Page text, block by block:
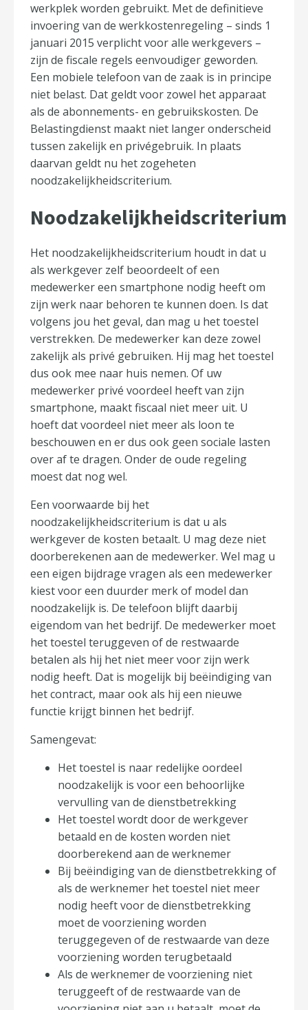
werkplek worden gebruikt. Met de definitieve
invoering van de werkkostenregeling – sinds 1
januari 2015 verplicht voor alle werkgevers –
zijn de fiscale regels eenvoudiger geworden.
Een mobiele telefoon van de zaak is in principe
niet belast. Dat geldt voor zowel het apparaat
als de abonnements- en gebruikskosten. De
Belastingdienst maakt niet langer onderscheid
tussen zakelijk en privégebruik. In plaats
daarvan geldt nu het zogeheten
noodzakelijkheidscriterium.
Noodzakelijkheidscriterium
Het noodzakelijkheidscriterium houdt in dat u
als werkgever zelf beoordeelt of een
medewerker een smartphone nodig heeft om
zijn werk naar behoren te kunnen doen. Is dat
volgens jou het geval, dan mag u het toestel
verstrekken. De medewerker kan deze zowel
zakelijk als privé gebruiken. Hij mag het toestel
dus ook mee naar huis nemen. Of uw
medewerker privé voordeel heeft van zijn
smartphone, maakt fiscaal niet meer uit. U
hoeft dat voordeel niet meer als loon te
beschouwen en er dus ook geen sociale lasten
over af te dragen. Onder de oude regeling
moest dat nog wel.
Een voorwaarde bij het
noodzakelijkheidscriterium is dat u als
werkgever de kosten betaalt. U mag deze niet
doorberekenen aan de medewerker. Wel mag u
een eigen bijdrage vragen als een medewerker
kiest voor een duurder merk of model dan
noodzakelijk is. De telefoon blijft daarbij
eigendom van het bedrijf. De medewerker moet
het toestel teruggeven of de restwaarde
betalen als hij het niet meer voor zijn werk
nodig heeft. Dat is mogelijk bij beëindiging van
het contract, maar ook als hij een nieuwe
functie krijgt binnen het bedrijf.
Samengevat:
Het toestel is naar redelijke oordeel
noodzakelijk is voor een behoorlijke
vervulling van de dienstbetrekking
Het toestel wordt door de werkgever
betaald en de kosten worden niet
doorberekend aan de werknemer
Bij beëindiging van de dienstbetrekking of
als de werknemer het toestel niet meer
nodig heeft voor de dienstbetrekking
moet de voorziening worden
teruggegeven of de restwaarde van deze
voorziening worden terugbetaald
Als de werknemer de voorziening niet
teruggeeft of de restwaarde van de